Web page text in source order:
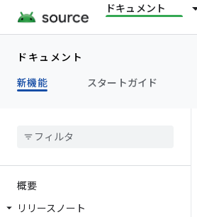
ドキュメント
ドキュメント
新機能
スタートガイド
概要
リリースノート